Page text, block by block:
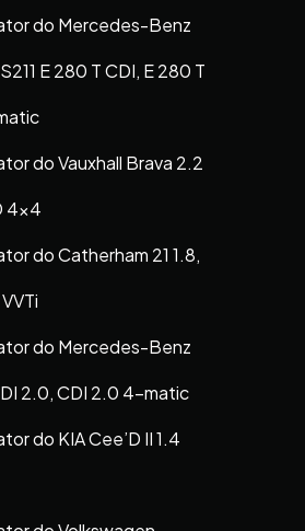
do Mercedes-Benz
E 280 T CDI, E 280 T
do Vauxhall Brava 2.2
4×4
do Catherham 21 1.8,
do Mercedes-Benz
2.0, CDI 2.0 4-matic
do KIA Cee’D II 1.4